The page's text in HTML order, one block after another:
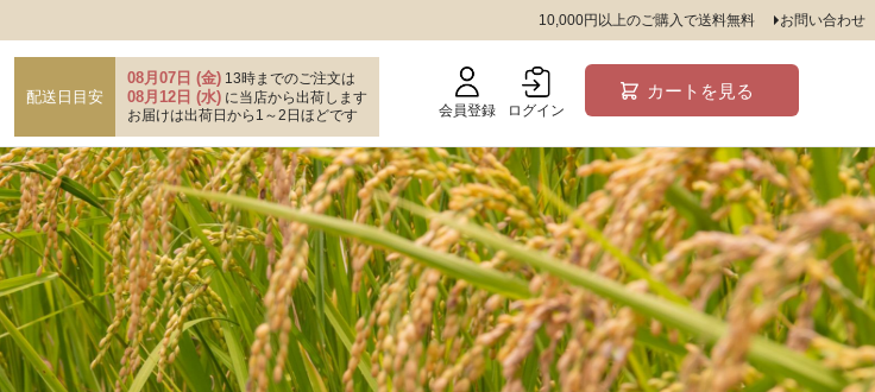
10,000円以上のご購入で送料無料 お問い合わせ
配送日目安
08月07日 (金) 13時までのご注文は
08月12日 (水) に当店から出荷します
お届けは出荷日から1～2日ほどです
会員登録 ログイン
カートを見る